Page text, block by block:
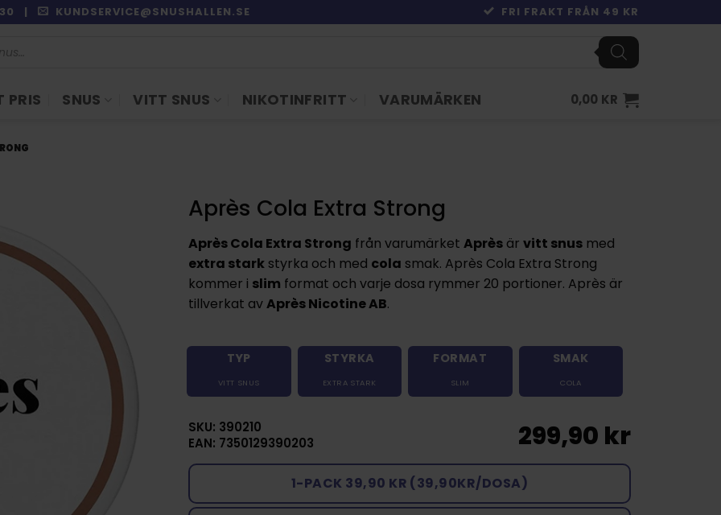
| KUNDSERVICE@SNUSHALLEN.SE FRI FRAKT FRÅN 49 KR
PRIS SNUS VITT SNUS NIKOTINFRITT VARUMÄRKEN 0,00 KR
Après Cola Extra Strong
Après Cola Extra Strong från varumärket Après är vitt snus med
extra stark styrka och med cola smak. Après Cola Extra Strong
kommer i slim format och varje dosa rymmer 20 portioner. Après är
tillverkat avAprès Nicotine AB.
TYP
VITT SNUS
STYRKA
EXTRA STARK
FORMAT
SLIM
SMAK
COLA
SKU: 390210
EAN: 7350129390203
299,90 kr
1-PACK 39,90 KR (39,90KR/DOSA)